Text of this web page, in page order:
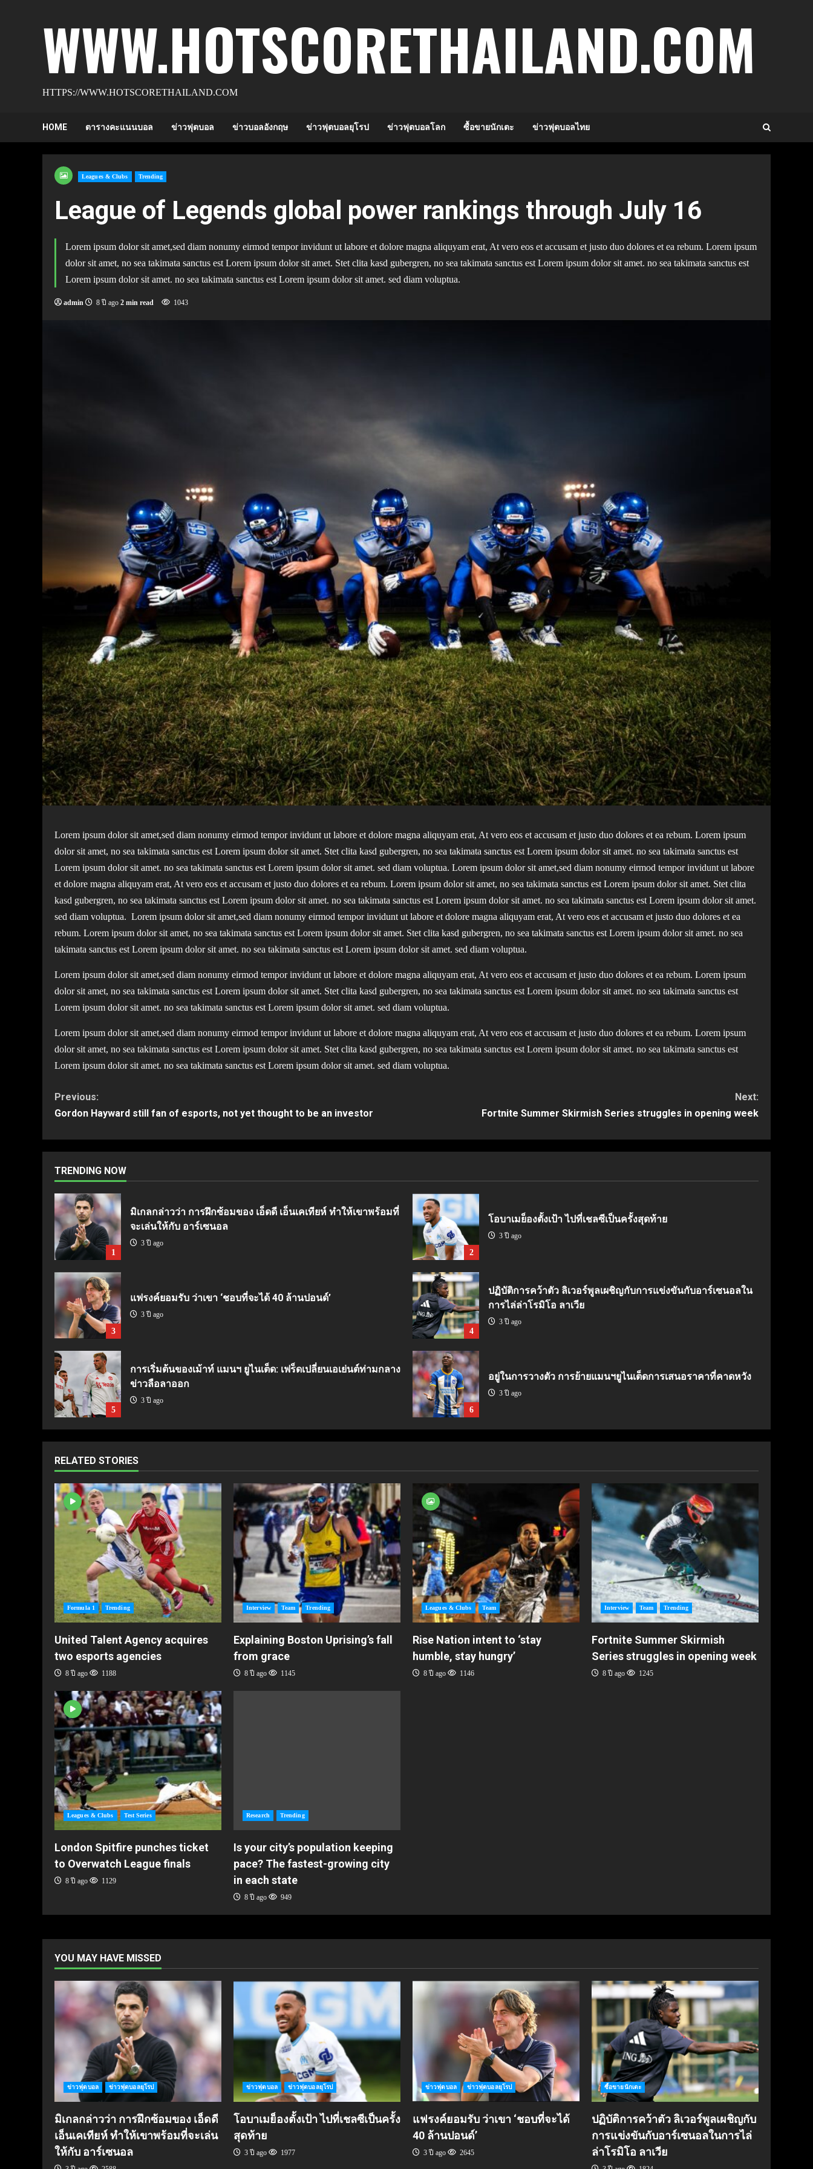
WWW.HOTSCORETHAILAND.COM
HTTPS://WWW.HOTSCORETHAILAND.COM
HOME ตารางคะแนนบอล ข่าวฟุตบอล ข่าวบอลอังกฤษ ข่าวฟุตบอลยุโรป ข่าวฟุตบอลโลก ซื้อขายนักเตะ ข่าวฟุตบอลไทย
Leagues & Clubs Trending
League of Legends global power rankings through July 16
Lorem ipsum dolor sit amet,sed diam nonumy eirmod tempor invidunt ut labore et dolore magna aliquyam erat, At vero eos et accusam et justo duo dolores et ea rebum. Lorem ipsum
dolor sit amet, no sea takimata sanctus est Lorem ipsum dolor sit amet. Stet clita kasd gubergren, no sea takimata sanctus est Lorem ipsum dolor sit amet. no sea takimata sanctus est
Lorem ipsum dolor sit amet. no sea takimata sanctus est Lorem ipsum dolor sit amet. sed diam voluptua.
admin 8 ปี ago 2 min read 1043
Lorem ipsum dolor sit amet,sed diam nonumy eirmod tempor invidunt ut labore et dolore magna aliquyam erat, At vero eos et accusam et justo duo dolores et ea rebum. Lorem ipsum
dolor sit amet, no sea takimata sanctus est Lorem ipsum dolor sit amet. Stet clita kasd gubergren, no sea takimata sanctus est Lorem ipsum dolor sit amet. no sea takimata sanctus est
Lorem ipsum dolor sit amet. no sea takimata sanctus est Lorem ipsum dolor sit amet. sed diam voluptua. Lorem ipsum dolor sit amet,sed diam nonumy eirmod tempor invidunt ut labore
et dolore magna aliquyam erat, At vero eos et accusam et justo duo dolores et ea rebum. Lorem ipsum dolor sit amet, no sea takimata sanctus est Lorem ipsum dolor sit amet. Stet clita
kasd gubergren, no sea takimata sanctus est Lorem ipsum dolor sit amet. no sea takimata sanctus est Lorem ipsum dolor sit amet. no sea takimata sanctus est Lorem ipsum dolor sit amet.
sed diam voluptua. Lorem ipsum dolor sit amet,sed diam nonumy eirmod tempor invidunt ut labore et dolore magna aliquyam erat, At vero eos et accusam et justo duo dolores et ea
rebum. Lorem ipsum dolor sit amet, no sea takimata sanctus est Lorem ipsum dolor sit amet. Stet clita kasd gubergren, no sea takimata sanctus est Lorem ipsum dolor sit amet. no sea
takimata sanctus est Lorem ipsum dolor sit amet. no sea takimata sanctus est Lorem ipsum dolor sit amet. sed diam voluptua.
Lorem ipsum dolor sit amet,sed diam nonumy eirmod tempor invidunt ut labore et dolore magna aliquyam erat, At vero eos et accusam et justo duo dolores et ea rebum. Lorem ipsum
dolor sit amet, no sea takimata sanctus est Lorem ipsum dolor sit amet. Stet clita kasd gubergren, no sea takimata sanctus est Lorem ipsum dolor sit amet. no sea takimata sanctus est
Lorem ipsum dolor sit amet. no sea takimata sanctus est Lorem ipsum dolor sit amet. sed diam voluptua.
Lorem ipsum dolor sit amet,sed diam nonumy eirmod tempor invidunt ut labore et dolore magna aliquyam erat, At vero eos et accusam et justo duo dolores et ea rebum. Lorem ipsum
dolor sit amet, no sea takimata sanctus est Lorem ipsum dolor sit amet. Stet clita kasd gubergren, no sea takimata sanctus est Lorem ipsum dolor sit amet. no sea takimata sanctus est
Lorem ipsum dolor sit amet. no sea takimata sanctus est Lorem ipsum dolor sit amet. sed diam voluptua.
Continue
Previous:
Gordon Hayward still fan of esports, not yet thought to be an investor
Next:
Fortnite Summer Skirmish Series struggles in opening week
TRENDING NOW
1
มิเกลกล่าวว่า การฝึกซ้อมของ เอ็ดดี เอ็นเคเทียห์ ทำให้เขาพร้อมที่
จะเล่นให้กับ อาร์เซนอล
3 ปี ago
2
โอบาเมย็องตั้งเป้า ไปที่เชลซีเป็นครั้งสุดท้าย
3 ปี ago
3
แฟรงค์ยอมรับ ว่าเขา ‘ชอบที่จะได้ 40 ล้านปอนด์’
3 ปี ago
4
ปฏิบัติการคว้าตัว ลิเวอร์พูลเผชิญกับการแข่งขันกับอาร์เซนอลใน
การไล่ล่าโรมิโอ ลาเวีย
3 ปี ago
5
การเริ่มต้นของเม้าท์ แมนฯ ยูไนเต็ด: เฟร็ดเปลี่ยนเอเย่นต์ท่ามกลาง
ข่าวลือลาออก
3 ปี ago
6
อยู่ในการวางตัว การย้ายแมนฯยูไนเต็ดการเสนอราคาที่คาดหวัง
3 ปี ago
RELATED STORIES
Formula 1 Trending
United Talent Agency acquires
two esports agencies
8 ปี ago 1188
Interview Team Trending
Explaining Boston Uprising’s fall
from grace
8 ปี ago 1145
Leagues & Clubs Team
Rise Nation intent to ‘stay
humble, stay hungry’
8 ปี ago 1146
Interview Team Trending
Fortnite Summer Skirmish
Series struggles in opening week
8 ปี ago 1245
Leagues & Clubs Test Series
London Spitfire punches ticket
to Overwatch League finals
8 ปี ago 1129
Research Trending
Is your city’s population keeping
pace? The fastest-growing city
in each state
8 ปี ago 949
YOU MAY HAVE MISSED
ข่าวฟุตบอล ข่าวฟุตบอลยุโรป
มิเกลกล่าวว่า การฝึกซ้อมของ เอ็ดดี
เอ็นเคเทียห์ ทำให้เขาพร้อมที่จะเล่น
ให้กับ อาร์เซนอล
ข่าวฟุตบอล ข่าวฟุตบอลยุโรป
โอบาเมย็องตั้งเป้า ไปที่เชลซีเป็นครั้ง
สุดท้าย
3 ปี ago 1977
ข่าวฟุตบอล ข่าวฟุตบอลยุโรป
แฟรงค์ยอมรับ ว่าเขา ‘ชอบที่จะได้
40 ล้านปอนด์’
3 ปี ago 2645
ซื้อขายนักเตะ
ปฏิบัติการคว้าตัว ลิเวอร์พูลเผชิญกับ
การแข่งขันกับอาร์เซนอลในการไล่
ล่าโรมิโอ ลาเวีย